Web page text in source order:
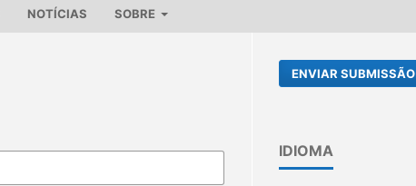
NOTÍCIAS SOBRE
ENVIAR SUBMISSÃO
IDIOMA